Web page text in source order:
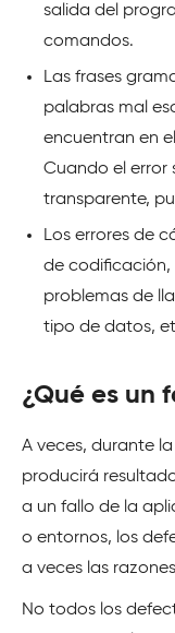
salida del
comandos.
Las frases
palabras mal
encuentran en
Cuando el error
transparente,
Los errores de
de codificación,
problemas de
tipo de datos,
¿Qué es un
A veces, durante
producirá
a un fallo de la
o entornos, los
a veces las
No todos los